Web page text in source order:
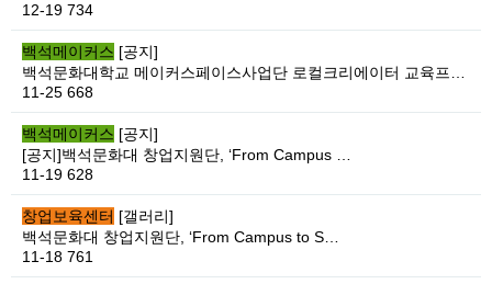
12-19 734
백석메이커스 [공지]
백석문화대학교 메이커스페이스사업단 로컬크리에이터 교육프…
11-25 668
백석메이커스 [공지]
[공지]백석문화대 창업지원단, ‘From Campus …
11-19 628
창업보육센터 [갤러리]
백석문화대 창업지원단, ‘From Campus to S…
11-18 761